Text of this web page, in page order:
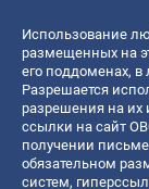
Использование
размещенных на
его поддоменах,
Разрешается
разрешения на их
ссылки на сайт
получении
обязательном
систем,